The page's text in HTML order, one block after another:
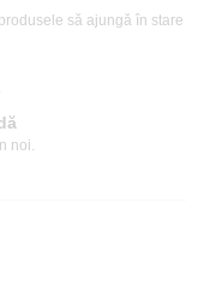
să ajungă în stare
noi.